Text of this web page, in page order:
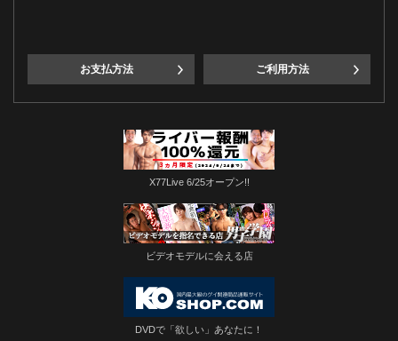
お支払方法 ご利用方法
X77Live 6/25オープン!!
ビデオモデルに会える店
DVDで「欲しい」あなたに！